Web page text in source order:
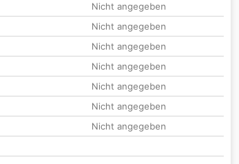
Nicht angegeben
Nicht angegeben
Nicht angegeben
Nicht angegeben
Nicht angegeben
Nicht angegeben
Nicht angegeben